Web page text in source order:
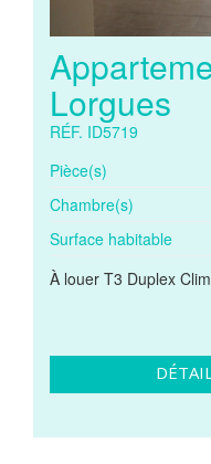
Lorgues
RÉF. ID5719
Pièce(s)
Chambre(s)
Surface habitable
À louer T3 Duplex